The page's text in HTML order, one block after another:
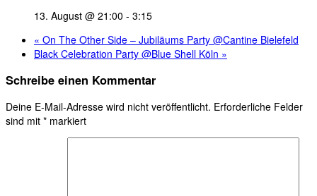
13. August @ 21:00 - 3:15
« On The Other Side – Jubiläums Party @Cantine Bielefeld
Black Celebration Party @Blue Shell Köln »
Schreibe einen Kommentar
Deine E-Mail-Adresse wird nicht veröffentlicht. Erforderliche Felder
sind mit * markiert